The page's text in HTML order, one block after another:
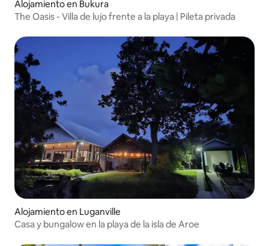
Alojamiento en Bukura
The Oasis - Villa de lujo frente a la playa | Pileta privada
Alojamiento en Luganville
Casa y bungalow en la playa de la isla de Aroe